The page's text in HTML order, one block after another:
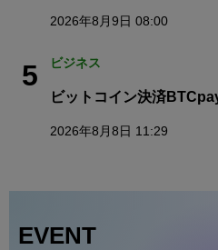
2026年8月9日 08:00
5 ビジネス
ビットコイン決済
2026年8月8日 11:29
EVENT